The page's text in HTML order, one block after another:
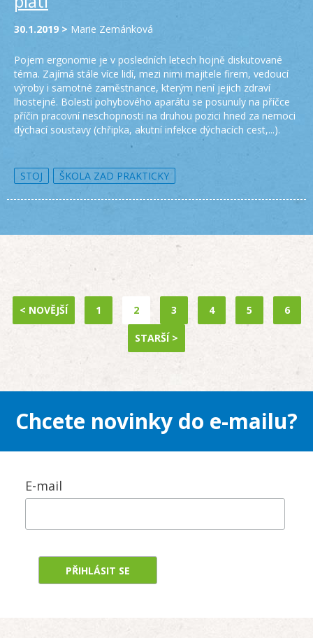
30.1.2019 > Marie Zemánková
Pojem ergonomie je v posledních letech hojně diskutované
téma. Zajímá stále více lidí, mezi nimi majitele firem, vedoucí
výroby i samotné zaměstnance, kterým není jejich zdraví
lhostejné. Bolesti pohybového aparátu se posunuly na příčce
příčin pracovní neschopnosti na druhou pozici hned za nemoci
dýchací soustavy (chřipka, akutní infekce dýchacích cest,...).
STOJ ŠKOLA ZAD PRAKTICKY
< NOVĚJŠÍ 1 2 3 4 5 6
STARŠÍ >
Chcete novinky do e-mailu?
E-mail